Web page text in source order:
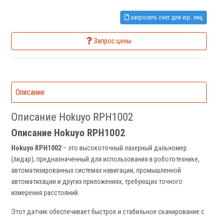
запросить счет для юр. лиц
Запрос цены
Описание
Описание Hokuyo RPH1002
Описание Hokuyo RPH1002
Hokuyo RPH1002 – это высокоточный лазерный дальномер
(лидар), предназначенный для использования в робототехнике,
автоматизированных системах навигации, промышленной
автоматизации и других приложениях, требующих точного
измерения расстояний.
Этот датчик обеспечивает быстрое и стабильное сканирование с